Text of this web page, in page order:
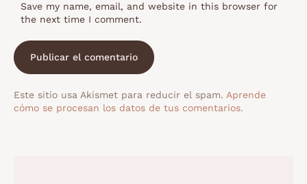
Save my name, email, and website in this browser for
the next time I comment.
Este sitio usa Akismet para reducir el spam. Aprende
cómo se procesan los datos de tus comentarios.